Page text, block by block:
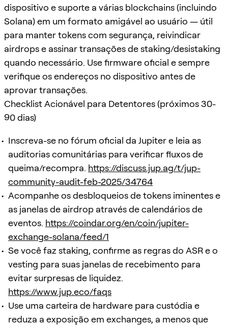
dispositivo e suporte a várias blockchains (incluindo
Solana) em um formato amigável ao usuário — útil
para manter tokens com segurança, reivindicar
airdrops e assinar transações de staking/desistaking
quando necessário. Use firmware oficial e sempre
verifique os endereços no dispositivo antes de
aprovar transações.
Checklist Acionável para Detentores (próximos 30-
90 dias)
Inscreva-se no fórum oficial da Jupiter e leia as
auditorias comunitárias para verificar fluxos de
queima/recompra. https://discuss.jup.ag/t/jup-
community-audit-feb-2025/34764
Acompanhe os desbloqueios de tokens iminentes e
as janelas de airdrop através de calendários de
eventos. https://coindar.org/en/coin/jupiter-
exchange-solana/feed/1
Se você faz staking, confirme as regras do ASR e o
vesting para suas janelas de recebimento para
evitar surpresas de liquidez.
https://www.jup.eco/faqs
Use uma carteira de hardware para custódia e
reduza a exposição em exchanges, a menos que